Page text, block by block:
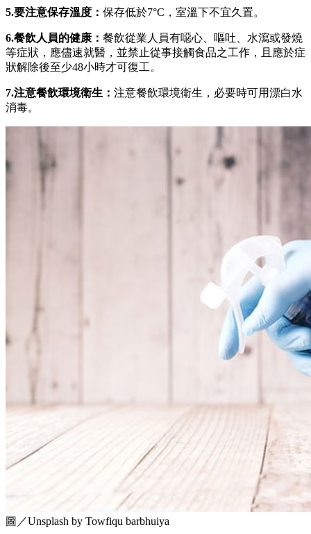
5.要注意保存溫度： 保存低於7°C，室溫下不宜久置。
6.餐飲人員的健康： 餐飲從業人員有噁心、嘔吐、水瀉或發燒
等症狀，應儘速就醫，並禁止從事接觸食品之工作，且應於症
狀解除後至少48小時才可復工。
7.注意餐飲環境衛生： 注意餐飲環境衛生，必要時可用漂白水
消毒。
圖／Unsplash by Towfiqu barbhuiya